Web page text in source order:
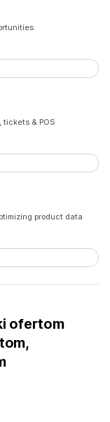
tickets & POS
product data
ofertom